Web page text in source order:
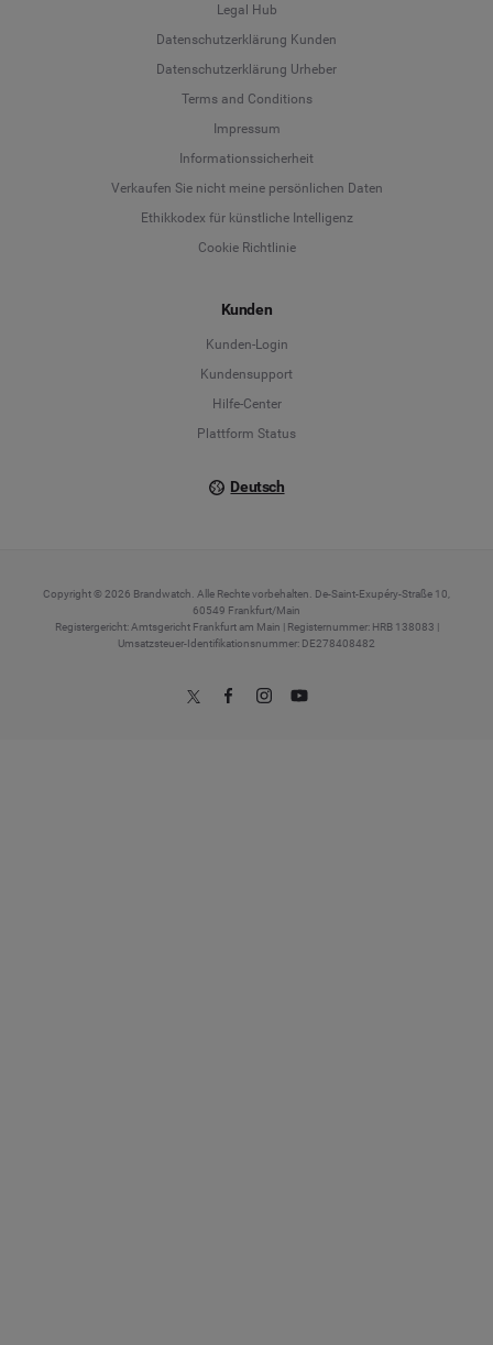
Legal Hub
Datenschutzerklärung Kunden
Datenschutzerklärung Urheber
Terms and Conditions
Impressum
Informationssicherheit
Verkaufen Sie nicht meine persönlichen Daten
Ethikkodex für künstliche Intelligenz
Cookie Richtlinie
Kunden
Kunden-Login
Kundensupport
Hilfe-Center
Plattform Status
Deutsch
Deutsch
English
Copyright © 2026 Brandwatch. Alle Rechte vorbehalten. De-Saint-Exupéry-Straße 10,
60549 Frankfurt/Main
Registergericht: Amtsgericht Frankfurt am Main | Registernummer: HRB 138083 |
Umsatzsteuer-Identifikationsnummer: DE278408482